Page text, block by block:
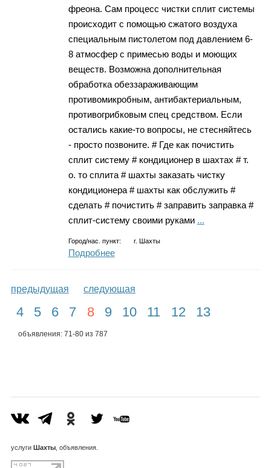
фреона. Сам процесс чистки сплит системы
происходит с помощью сжатого воздуха
специальным пистолетом под давлением 6-
8 атмосфер с примесью воды и моющих
веществ. Возможна дополнительная
обработка обеззараживающим
противомикробным, антибактериальным,
противогрибковым спец средством. Если
остались какие-то вопросы, не стесняйтесь
- просто позвоните. # Где как почистить
сплит систему # кондиционер в шахтах # т.
о. то сплита # шахты заказать чистку
кондиционера # шахты как обслужить #
сделать # почистить # заправить заправка #
сплит-систему своими руками ...
Город/нас. пункт: г. Шахты
Подробнее
предыдущая следующая
4 5 6 7 8 9 10 11 12 13
объявления: 71-80 из 787
услуги Шахты, объявления.